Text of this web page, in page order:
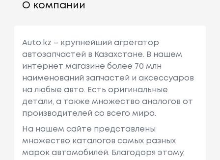
О компании
Auto.kz – крупнейший агрегатор
автозапчастей в Казахстане. В нашем
интернет магазине более 70 млн
наименований запчастей и аксессуаров
на любые авто. Есть оригинальные
детали, а также множество аналогов от
производителей со всего мира.
На нашем сайте представлены
множество каталогов самых разных
марок автомобилей. Благодоря этому,